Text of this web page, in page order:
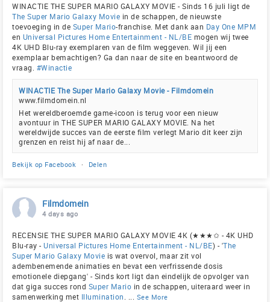
WINACTIE THE SUPER MARIO GALAXY MOVIE - Sinds 16 juli ligt de
The Super Mario Galaxy Movie in de schappen, de nieuwste
toevoeging in de Super Mario-franchise. Met dank aan Day One MPM
en Universal Pictures Home Entertainment - NL/BE mogen wij twee
4K UHD Blu-ray exemplaren van de film weggeven. Wil jij een
exemplaar bemachtigen? Ga dan naar de site en beantwoord de
vraag. #Winactie
WINACTIE The Super Mario Galaxy Movie - Filmdomein
www.filmdomein.nl
Het wereldberoemde game-icoon is terug voor een nieuw
avontuur in THE SUPER MARIO GALAXY MOVIE. Na het
wereldwijde succes van de eerste film verlegt Mario dit keer zijn
grenzen en reist hij af naar de...
Bekijk op Facebook · Delen
Filmdomein
4 days ago
RECENSIE THE SUPER MARIO GALAXY MOVIE 4K (★★★✩ - 4K UHD
Blu-ray - Universal Pictures Home Entertainment - NL/BE) - 'The
Super Mario Galaxy Movie is wat overvol, maar zit vol
adembenemende animaties en bevat een verfrissende dosis
emotionele diepgang' - Sinds kort ligt dan eindelijk de opvolger van
dat giga succes rond Super Mario in de schappen, uiteraard weer in
samenwerking met Illumination See More